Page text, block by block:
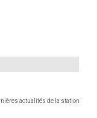
actualités de la station